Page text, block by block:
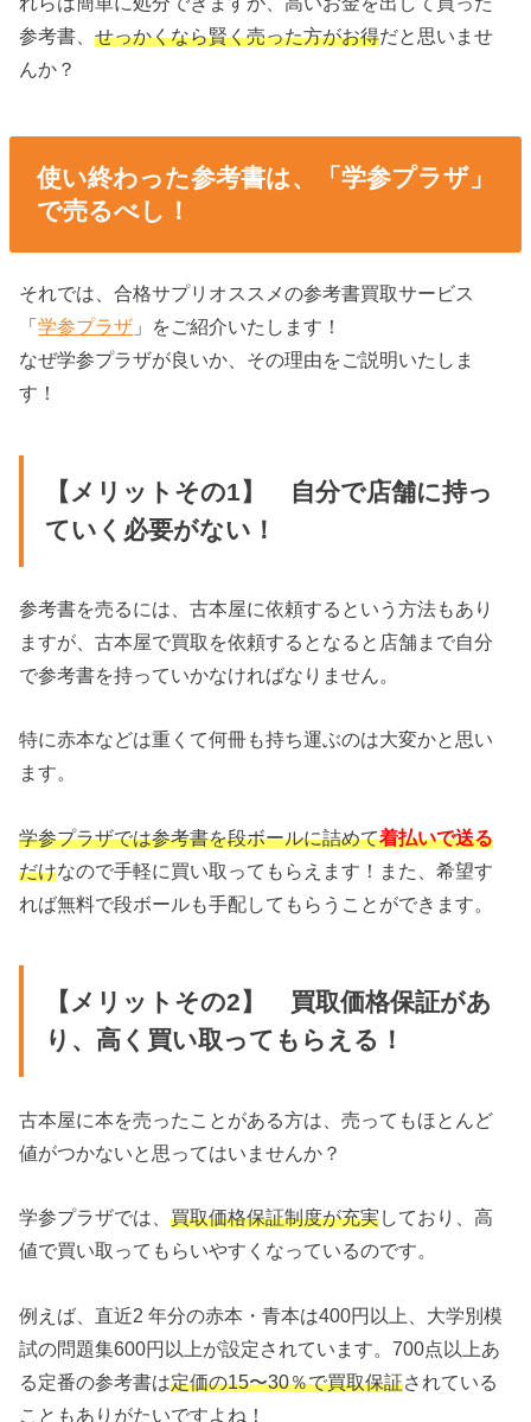
参考書、せっかくなら賢く売った方がお得だと思いませ
んか？
使い終わった参考書は、「学参プラザ」
で売るべし！
それでは、合格サプリオススメの参考書買取サービス
「学参プラザ 」をご紹介いたします！
なぜ学参プラザが良いか、その理由をご説明いたしま
す！
【メリットその1】 自分で店舗に持っ
ていく必要がない！
参考書を売るには、古本屋に依頼するという方法もあり
ますが、古本屋で買取を依頼するとなると店舗まで自分
で参考書を持っていかなければなりません。
特に赤本などは重くて何冊も持ち運ぶのは大変かと思い
ます。
学参プラザでは参考書を段ボールに詰めて着払いで送る
だけなので手軽に買い取ってもらえます！また、希望す
れば無料で段ボールも手配してもらうことができます。
【メリットその2】 買取価格保証があ
り、高く買い取ってもらえる！
古本屋に本を売ったことがある方は、売ってもほとんど
値がつかないと思ってはいませんか？
学参プラザでは、買取価格保証制度が充実しており、高
値で買い取ってもらいやすくなっているのです。
例えば、直近2 年分の赤本・青本は400円以上、大学別模
試の問題集600円以上が設定されています。700点以上あ
る定番の参考書は定価の15〜30％で買取保証されている
こともありがたいですよね！